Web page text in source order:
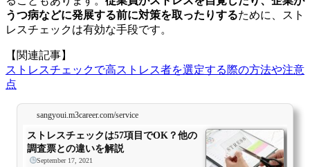
うつ病などに発展する前に対策を取ったりするために、スト
レスチェックは有効な手段です。
【関連記事】
ストレスチェックで高ストレス者を選定する際の方法や注意
点
sangyoui.m3career.com/service
ストレスチェックは57項目でOK？他の
調査票との違いを解説
September 17, 2021